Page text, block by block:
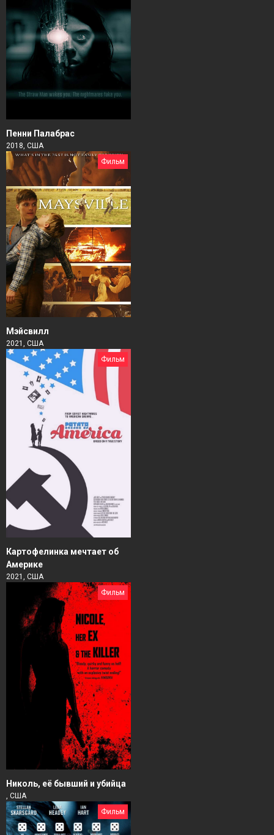
Пенни Палабрас
2018, США
Фильм
Мэйсвилл
2021, США
Фильм
Картофелинка мечтает об
Америке
2021, США
Фильм
Николь, её бывший и убийца
, США
Фильм